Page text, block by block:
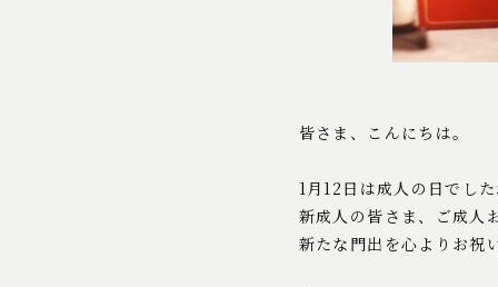
皆さま、こんにちは。
1月12日は成人の日でし
新成人の皆さま、ご成人
新たな門出を心よりお祝